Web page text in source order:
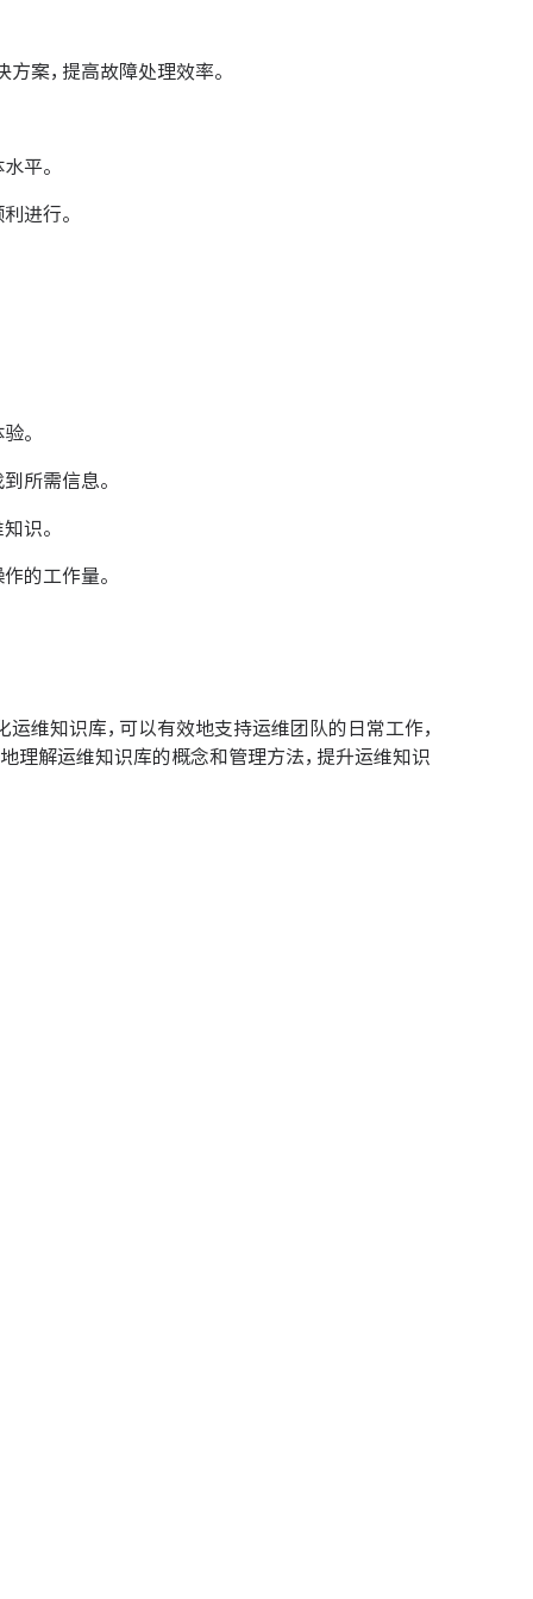
案，提高故障处理效率。
平。
进行。
。
所需信息。
识。
的工作量。
维知识库，可以有效地支持运维团队的日常工作，
理解运维知识库的概念和管理方法，提升运维知识